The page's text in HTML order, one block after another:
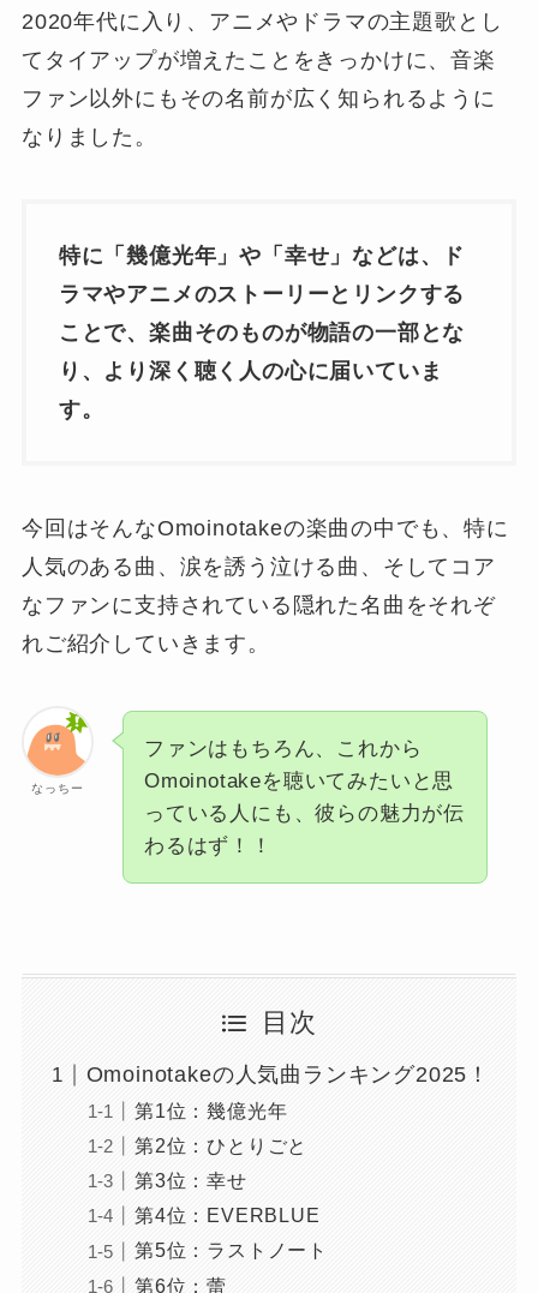
2020年代に入り、アニメやドラマの主題歌とし
てタイアップが増えたことをきっかけに、音楽
ファン以外にもその名前が広く知られるように
なりました。
特に「幾億光年」や「幸せ」などは、ド
ラマやアニメのストーリーとリンクする
ことで、楽曲そのものが物語の一部とな
り、より深く聴く人の心に届いていま
す。
今回はそんなOmoinotakeの楽曲の中でも、特に
人気のある曲、涙を誘う泣ける曲、そしてコア
なファンに支持されている隠れた名曲をそれぞ
れご紹介していきます。
なっちー
ファンはもちろん、これから
Omoinotakeを聴いてみたいと思
っている人にも、彼らの魅力が伝
わるはず！！
目次
Omoinotakeの人気曲ランキング2025！
第1位：幾億光年
第2位：ひとりごと
第3位：幸せ
第4位：EVERBLUE
第5位：ラストノート
第6位：蕾